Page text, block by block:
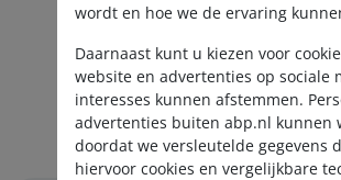
Aanmelden
wordt en hoe we de ervaring
Daarnaast kunt u kiezen voor
website en advertenties op sociale
interesses kunnen afstemmen.
advertenties buiten abp.nl kunnen
doordat we versleutelde gegevens
hiervoor cookies en vergelijkbare